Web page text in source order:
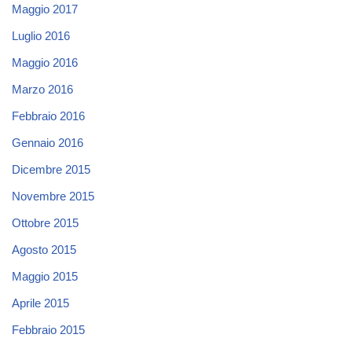
Maggio 2017
Luglio 2016
Maggio 2016
Marzo 2016
Febbraio 2016
Gennaio 2016
Dicembre 2015
Novembre 2015
Ottobre 2015
Agosto 2015
Maggio 2015
Aprile 2015
Febbraio 2015